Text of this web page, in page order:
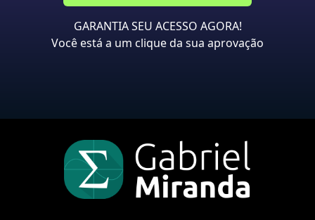
GARANTIA SEU ACESSO AGORA!
Você está a um clique da sua aprovação